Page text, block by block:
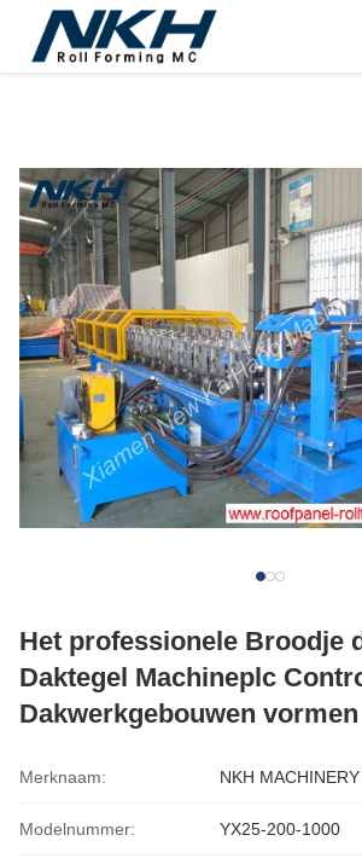
Het professionele Broodje
Daktegel Machineplc
Dakwerkgebouwen vormen
Merknaam: NKH MACHINERY
Modelnummer: YX25-200-1000